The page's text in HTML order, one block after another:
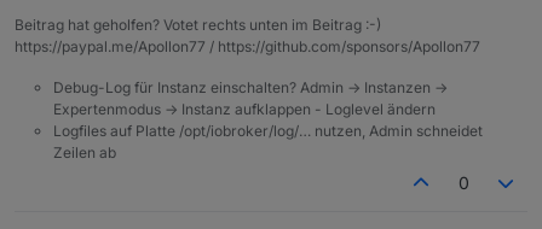
Beitrag hat geholfen? Votet rechts unten im Beitrag :-)
https://paypal.me/Apollon77 / https://github.com/sponsors/Apollon77
Debug-Log für Instanz einschalten? Admin -> Instanzen ->
Expertenmodus -> Instanz aufklappen - Loglevel ändern
Logfiles auf Platte /opt/iobroker/log/… nutzen, Admin schneidet
Zeilen ab
0